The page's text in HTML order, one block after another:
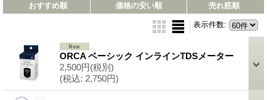
おすすめ順 価格の安い順 売れ筋順
表示件数:
ORCA ベーシック インラインTDSメーター
2,500円(税別)
(税込: 2,750円)